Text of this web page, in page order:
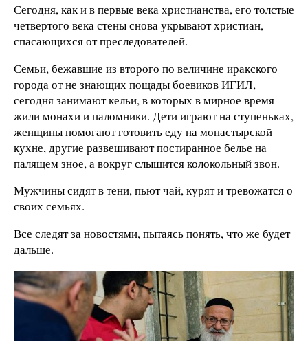
Сегодня, как и в первые века христианства, его толстые
четвертого века стены снова укрывают христиан,
спасающихся от преследователей.
Семьи, бежавшие из второго по величине иракского
города от не знающих пощады боевиков ИГИЛ,
сегодня занимают кельи, в которых в мирное время
жили монахи и паломники. Дети играют на ступеньках,
женщины помогают готовить еду на монастырской
кухне, другие развешивают постиранное белье на
палящем зное, а вокруг слышится колокольный звон.
Мужчины сидят в тени, пьют чай, курят и тревожатся о
своих семьях.
Все следят за новостями, пытаясь понять, что же будет
дальше.